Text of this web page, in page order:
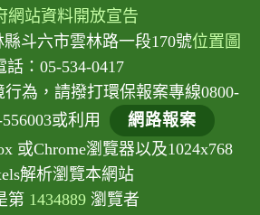
網站資料開放宣告
縣斗六市雲林路一段170號位置圖
話：05-534-0417
為，請撥打環保報案專線0800-
或利用
網路報案
或Chrome瀏覽器以及1024x768
解析瀏覽本網站
第 1434889瀏覽者